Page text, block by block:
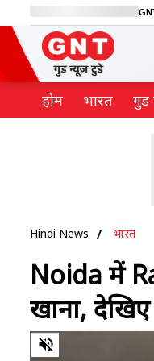
BT Bazaar Cosmopolitan
होम भारत गुड
Hindi News भारत
Noida में
खाना,
0
of